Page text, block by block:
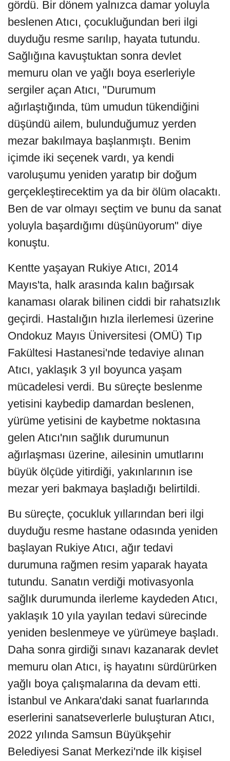
gördü. Bir dönem yalnızca damar yoluyla
beslenen Atıcı, çocukluğundan beri ilgi
duyduğu resme sarılıp, hayata tutundu.
Sağlığına kavuştuktan sonra devlet
memuru olan ve yağlı boya eserleriyle
sergiler açan Atıcı, "Durumum
ağırlaştığında, tüm umudun tükendiğini
düşündü ailem, bulunduğumuz yerden
mezar bakılmaya başlanmıştı. Benim
içimde iki seçenek vardı, ya kendi
varoluşumu yeniden yaratıp bir doğum
gerçekleştirecektim ya da bir ölüm olacaktı.
Ben de var olmayı seçtim ve bunu da sanat
yoluyla başardığımı düşünüyorum" diye
konuştu.
Kentte yaşayan Rukiye Atıcı, 2014
Mayıs'ta, halk arasında kalın bağırsak
kanaması olarak bilinen ciddi bir rahatsızlık
geçirdi. Hastalığın hızla ilerlemesi üzerine
Ondokuz Mayıs Üniversitesi (OMÜ) Tıp
Fakültesi Hastanesi'nde tedaviye alınan
Atıcı, yaklaşık 3 yıl boyunca yaşam
mücadelesi verdi. Bu süreçte beslenme
yetisini kaybedip damardan beslenen,
yürüme yetisini de kaybetme noktasına
gelen Atıcı'nın sağlık durumunun
ağırlaşması üzerine, ailesinin umutlarını
büyük ölçüde yitirdiği, yakınlarının ise
mezar yeri bakmaya başladığı belirtildi.
Bu süreçte, çocukluk yıllarından beri ilgi
duyduğu resme hastane odasında yeniden
başlayan Rukiye Atıcı, ağır tedavi
durumuna rağmen resim yaparak hayata
tutundu. Sanatın verdiği motivasyonla
sağlık durumunda ilerleme kaydeden Atıcı,
yaklaşık 10 yıla yayılan tedavi sürecinde
yeniden beslenmeye ve yürümeye başladı.
Daha sonra girdiği sınavı kazanarak devlet
memuru olan Atıcı, iş hayatını sürdürürken
yağlı boya çalışmalarına da devam etti.
İstanbul ve Ankara'daki sanat fuarlarında
eserlerini sanatseverlerle buluşturan Atıcı,
2022 yılında Samsun Büyükşehir
Belediyesi Sanat Merkezi'nde ilk kişisel